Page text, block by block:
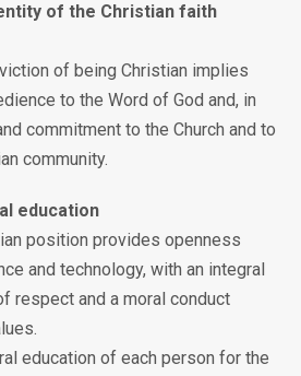
of the Christian faith
of being Christian implies
to the Word of God and, in
commitment to the Church and to
community.
education
position provides openness
and technology, with an integral
respect and a moral conduct
education of each person for the